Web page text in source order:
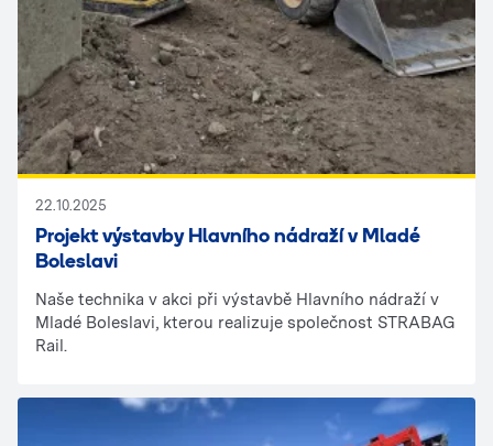
22.10.2025
Projekt výstavby Hlavního nádraží v Mladé
Boleslavi
Naše technika v akci při výstavbě Hlavního nádraží v
Mladé Boleslavi, kterou realizuje společnost STRABAG
Rail.